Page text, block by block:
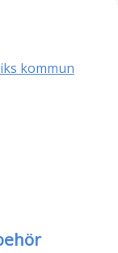
kommun